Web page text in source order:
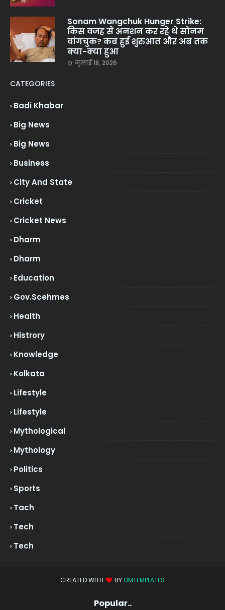
Sonam Wangchuk Hunger Strike:
किस वजह से अनशन कर रहे थे सोनम
वांगचुक? कब हुई शुरुआत और अब तक
क्या-क्या हुआ
जुलाई 18, 2026
CATEGORIES
Badi Khabar
Big News
Big News
Business
City And State
Cricket
Cricket News
Dharm
Dharm
Education
Gov.scehmes
Health
Histrory
Knowledge
Kolkata
Lifestyle
Lifestyle
Mythological
Mythology
Politics
Sports
Tach
Tech
Tech
CREATED WITH BY OMTEMPLATES
Popular..